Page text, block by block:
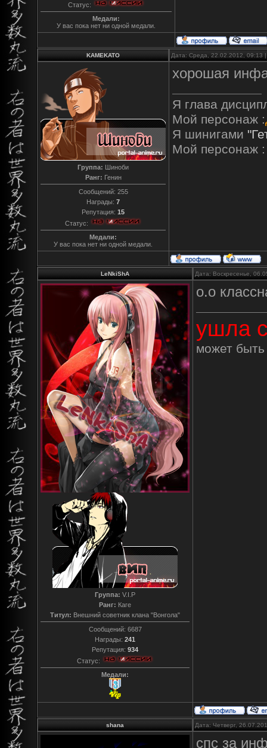
Статус:
Медали:
У вас пока нет ни одной медали.
KAMEKATO Дата: Среда, 22.02.2012,
Группа: Шиноби
Ранг: Генин
Сообщений: 255
Награды: 7
Репутация: 15
Статус:
Медали:
У вас пока нет ни одной медали.
хорошая
Я глава
Мой персонаж :
Я шинигами
Мой персонаж
LeNkiShA Дата: Воскресенье,
Группа: V.I.P
Ранг: Каге
Титул: Внешний советник клана "Вонгола"
Сообщений: 6687
Награды: 241
Репутация: 934
Статус:
Медали:
о.о
ушла
может быть
shana Дата: Четверг,
спс за